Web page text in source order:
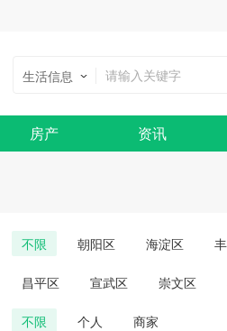
生活信息
房产 资讯
不限 朝阳区 海淀区
昌平区 宣武区 崇文区
不限 个人 商家